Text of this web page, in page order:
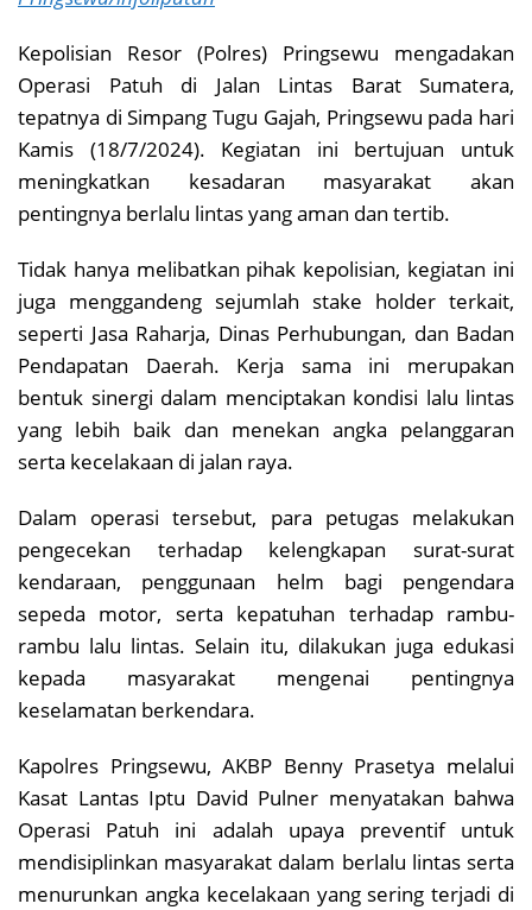
Kepolisian Resor (Polres) Pringsewu mengadakan
Operasi Patuh di Jalan Lintas Barat Sumatera,
tepatnya di Simpang Tugu Gajah, Pringsewu pada hari
Kamis (18/7/2024). Kegiatan ini bertujuan untuk
meningkatkan kesadaran masyarakat akan
pentingnya berlalu lintas yang aman dan tertib.
Tidak hanya melibatkan pihak kepolisian, kegiatan ini
juga menggandeng sejumlah stake holder terkait,
seperti Jasa Raharja, Dinas Perhubungan, dan Badan
Pendapatan Daerah. Kerja sama ini merupakan
bentuk sinergi dalam menciptakan kondisi lalu lintas
yang lebih baik dan menekan angka pelanggaran
serta kecelakaan di jalan raya.
Dalam operasi tersebut, para petugas melakukan
pengecekan terhadap kelengkapan surat-surat
kendaraan, penggunaan helm bagi pengendara
sepeda motor, serta kepatuhan terhadap rambu-
rambu lalu lintas. Selain itu, dilakukan juga edukasi
kepada masyarakat mengenai pentingnya
keselamatan berkendara.
Kapolres Pringsewu, AKBP Benny Prasetya melalui
Kasat Lantas Iptu David Pulner menyatakan bahwa
Operasi Patuh ini adalah upaya preventif untuk
mendisiplinkan masyarakat dalam berlalu lintas serta
menurunkan angka kecelakaan yang sering terjadi di